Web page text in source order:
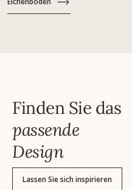
Finden Sie das
passende
Design
Lassen Sie sich inspirieren